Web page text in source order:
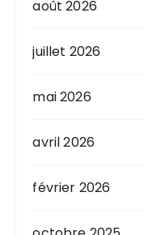
août 2026
juillet 2026
mai 2026
avril 2026
février 2026